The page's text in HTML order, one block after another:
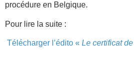
procédure en Belgique.
Pour lire la suite :
Télécharger l’édito « Le certificat